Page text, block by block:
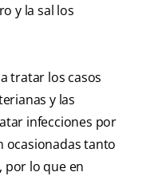
y la sal los
tratar los casos
y las
infecciones por
ocasionadas tanto
por lo que en